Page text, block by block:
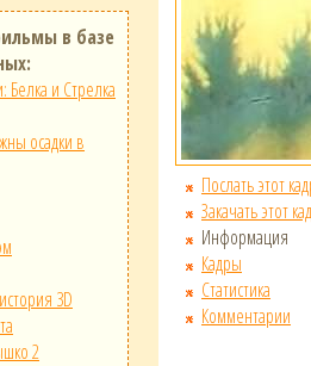
в базе
Белка и Стрелка
осадки в
3D
2
Послать этот
Закачать этот
Информация
Кадры
Статистика
Комментарии